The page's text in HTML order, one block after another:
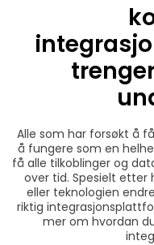
Alle som har forsøkt å
å fungere som en
få alle tilkoblinger og
over tid. Spesielt etter
eller teknologien
riktig
mer om hvordan